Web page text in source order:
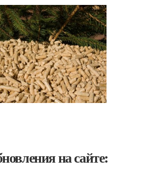
на сайте: